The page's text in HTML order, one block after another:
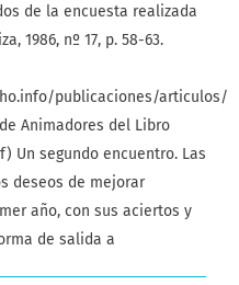
de la encuesta realizada
1986, nº 17, p. 58-63.
publicaciones/articulos/
Animadores del Libro
Un segundo encuentro. Las
deseos de mejorar
año, con sus aciertos y
de salida a